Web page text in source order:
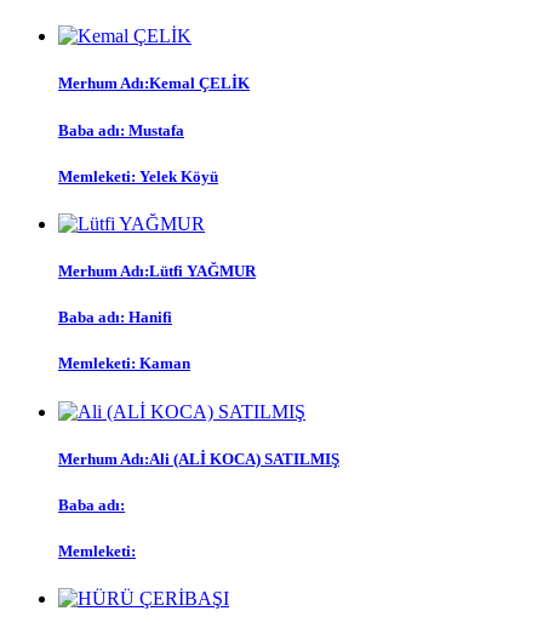
Merhum Adı:Kemal ÇELİK
Baba adı: Mustafa
Memleketi: Yelek Köyü
Merhum Adı:Lütfi YAĞMUR
Baba adı: Hanifi
Memleketi: Kaman
Merhum Adı:Ali (ALİ KOCA) SATILMIŞ
Baba adı:
Memleketi: